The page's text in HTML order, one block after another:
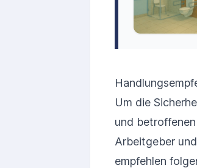
Um die
und
Arbeitgeber
empfehlen